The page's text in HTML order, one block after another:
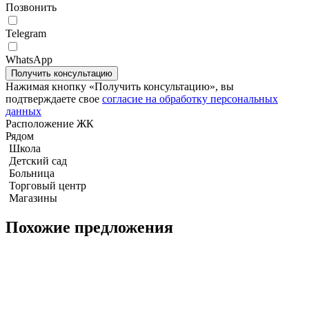
Позвонить
Telegram
WhatsApp
Нажимая кнопку «Получить консультацию», вы
подтверждаете свое согласие на обработку персональных
данных
Расположение ЖК
Квартира с 1-й спальней 49м2 в Zire Wongamat
Рядом
Школа
Детский сад
Больница
Торговый центр
Магазины
Похожие предложения